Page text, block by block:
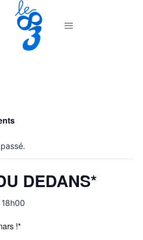
DEDANS*
18h00
!*